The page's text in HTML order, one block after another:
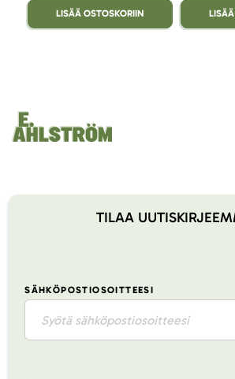
LISÄÄ OSTOSKORIIN
TILAA
SÄHKÖPOSTIOSOITTEESI